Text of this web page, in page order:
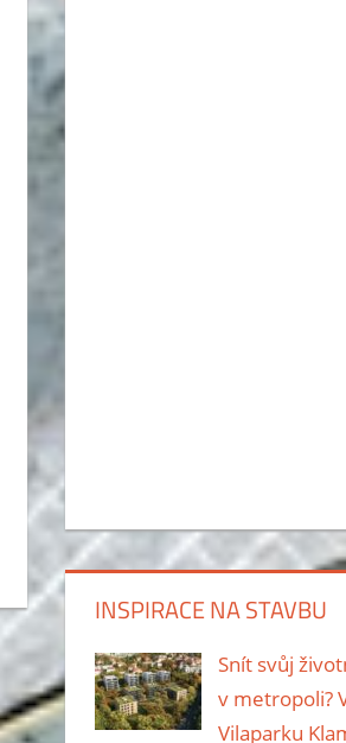
INSPIRACE NA STAVBU
Snít svůj
v metropoli?
Vilaparku